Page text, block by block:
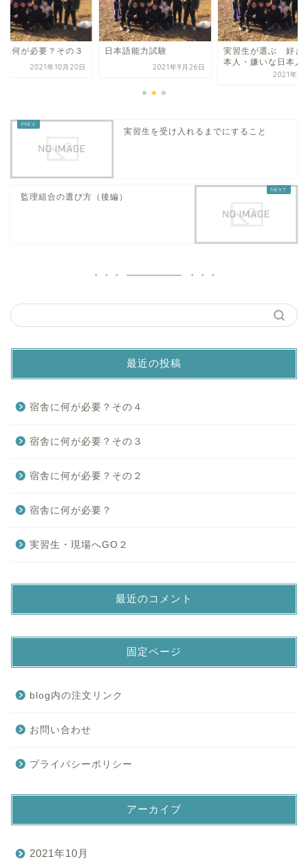
に何が必要？その３
2021年10月20日
日本語能力試験
2021年9月26日
実習生が選ぶ 好き
本人・嫌いな日本人
2021年10
実習生を受け入れるまでにすること
監理組合の選び方（後編）
最近の投稿
宿舎に何が必要？その４
宿舎に何が必要？その３
宿舎に何が必要？その２
宿舎に何が必要？
実習生・現場へGO２
最近のコメント
固定ページ
blog内の注文リンク
お問い合わせ
プライバシーポリシー
アーカイブ
2021年10月